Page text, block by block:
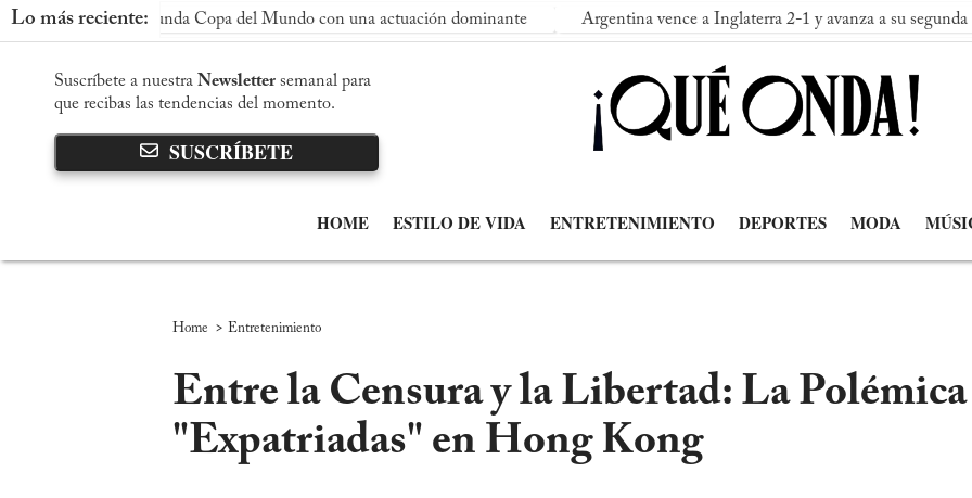
Lo más reciente:
segunda Copa del Mundo con una actuación dominante Argentina vence a Inglaterra 2-1 y avanza a su segunda final
Suscríbete a nuestra Newsletter semanal para
que recibas las tendencias del momento.
SUSCRÍBETE
HOME ESTILO DE VIDA ENTRETENIMIENTO DEPORTES MODA
Home > Entretenimiento
Entre la Censura y la Libertad: La Polémica
"Expatriadas" en Hong Kong